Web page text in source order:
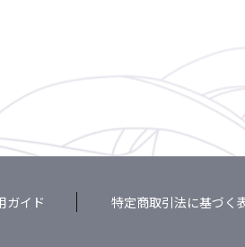
ガイド 特定商取引法に基づく